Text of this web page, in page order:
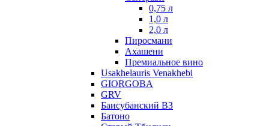
0,75 л
1,0 л
2,0 л
Пиросмани
Ахашени
Премиальное вино
Usakhelauris Venakhebi
GIORGOBA
GRV
Баисубанский ВЗ
Батоно